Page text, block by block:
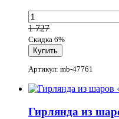
1 727
Скидка 6%
Артикул: mb-47761
Гирлянда из